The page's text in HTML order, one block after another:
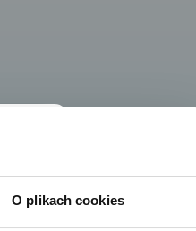
O plikach cookies